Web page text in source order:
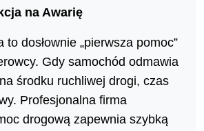
na Awarię
to dosłownie „pierwsza pomoc”
Gdy samochód odmawia
środku ruchliwej drogi, czas
Profesjonalna firma
drogową zapewnia szybką